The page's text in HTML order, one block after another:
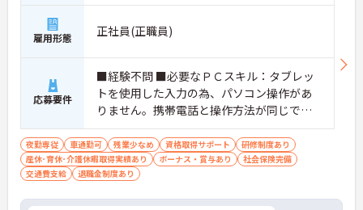
雇用形態 正社員(正職員)
応募要件
■経験不問 ■必要なＰＣスキル：タブレッ
トを使用した入力の為、パソコン操作があ
りません。携帯電話と操作方法が同じで
す。
夜勤専従 車通勤可 残業少なめ 資格取得サポート
研修制度あり
産休･育休･介護休暇取得実績あり
ボーナス・賞与あり
社会保険完備
交通費支給
退職金制度あり